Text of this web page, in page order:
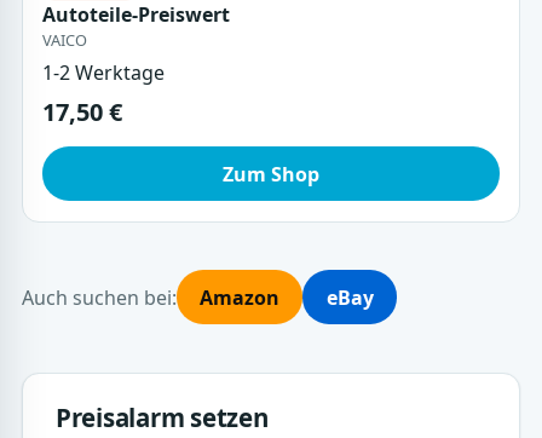
Autoteile-Preiswert
VAICO
1-2 Werktage
17,50 €
Zum Shop
Auch suchen bei: Amazon eBay
Preisalarm setzen